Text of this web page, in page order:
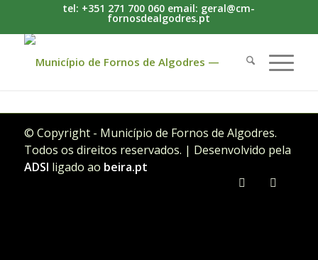
tel: +351 271 700 060 email: geral@cm-
fornosdealgodres.pt
© Copyright - Município de Fornos de Algodres.
Todos os direitos reservados. | Desenvolvido pela
ADSI ligado ao beira.pt